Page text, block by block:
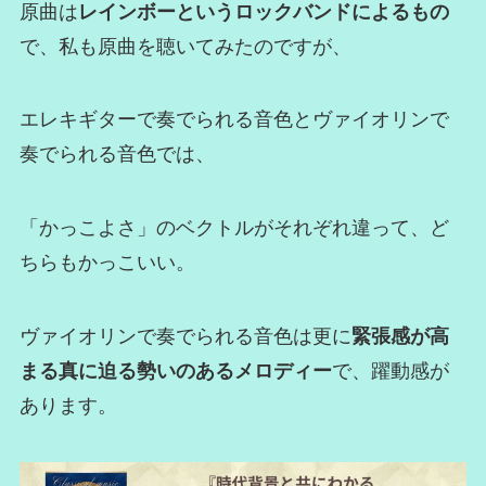
原曲はレインボーというロックバンドによるもの
で、私も原曲を聴いてみたのですが、
エレキギターで奏でられる音色とヴァイオリンで
奏でられる音色では、
「かっこよさ」のベクトルがそれぞれ違って、ど
ちらもかっこいい。
ヴァイオリンで奏でられる音色は更に緊張感が高
まる真に迫る勢いのあるメロディーで、躍動感が
あります。